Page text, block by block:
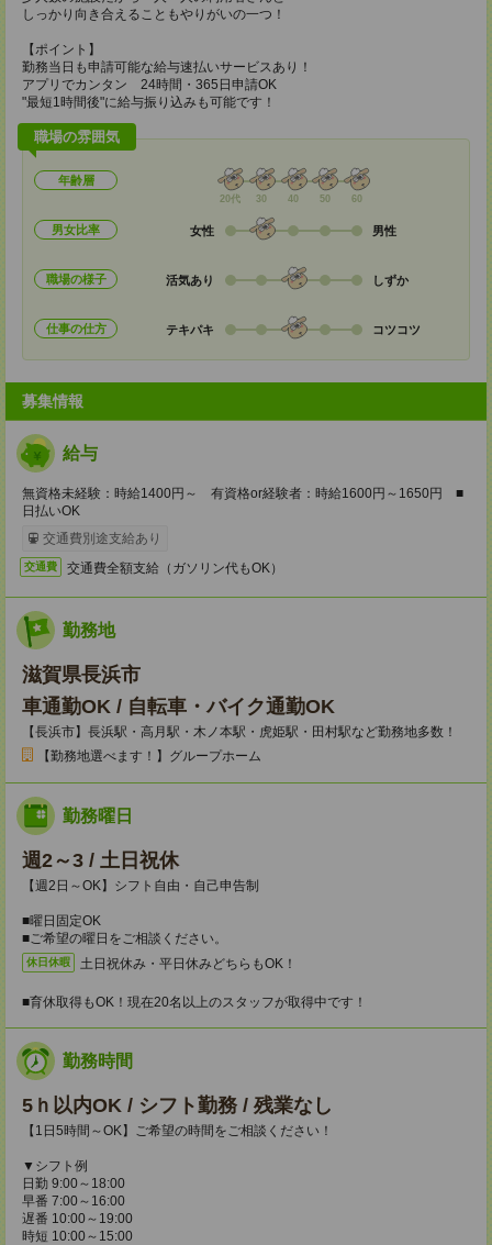
しっかり向き合えることもやりがいの一つ！
【ポイント】
勤務当日も申請可能な給与速払いサービスあり！
アプリでカンタン 24時間・365日申請OK
"最短1時間後"に給与振り込みも可能です！
職場の雰囲気
年齢層
20代 30 40 50 60
男女比率 女性 男性
職場の様子 活気あり しずか
仕事の仕方 テキパキ コツコツ
募集情報
給与
無資格未経験：時給1400円～ 有資格or経験者：時給1600円～1650円 ■
日払いOK
交通費別途支給あり
交通費 交通費全額支給（ガソリン代もOK）
勤務地
滋賀県長浜市
車通勤OK / 自転車・バイク通勤OK
【長浜市】長浜駅・高月駅・木ノ本駅・虎姫駅・田村駅など勤務地多数！
【勤務地選べます！】グループホーム
勤務曜日
週2～3 / 土日祝休
【週2日～OK】シフト自由・自己申告制
■曜日固定OK
■ご希望の曜日をご相談ください。
休日休暇 土日祝休み・平日休みどちらもOK！
■育休取得もOK！現在20名以上のスタッフが取得中です！
勤務時間
5ｈ以内OK / シフト勤務 / 残業なし
【1日5時間～OK】ご希望の時間をご相談ください！
▼シフト例
日勤 9:00～18:00
早番 7:00～16:00
遅番 10:00～19:00
時短 10:00～15:00